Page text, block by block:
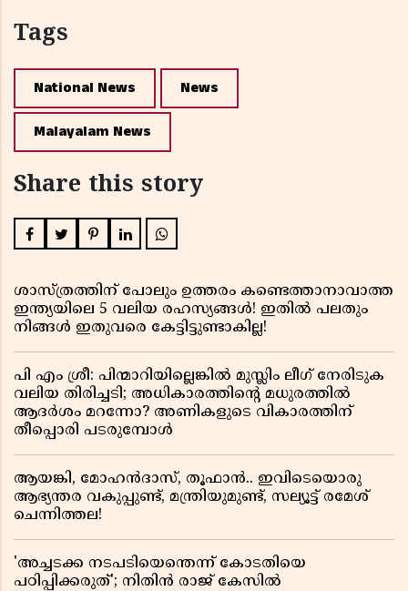
Tags
National News News
Malayalam News
Share this story
ശാസ്ത്രത്തിന് പോലും ഉത്തരം കണ്ടെത്താനാവാത്ത
ഇന്ത്യയിലെ 5 വലിയ രഹസ്യങ്ങൾ! ഇതിൽ പലതും
നിങ്ങൾ ഇതുവരെ കേട്ടിട്ടുണ്ടാകില്ല!
പി എം ശ്രീ: പിന്മാറിയില്ലെങ്കിൽ മുസ്ലിം ലീഗ് നേരിടുക
വലിയ തിരിച്ചടി; അധികാരത്തിന്റെ മധുരത്തിൽ
ആദർശം മറന്നോ? അണികളുടെ വികാരത്തിന്
തീപ്പൊരി പടരുമ്പോൾ
ആയങ്കി, മോഹൻദാസ്, തൂഫാൻ.. ഇവിടെയൊരു
ആഭ്യന്തര വകുപ്പുണ്ട്, മന്ത്രിയുമുണ്ട്, സല്യൂട്ട് രമേശ്‌
ചെന്നിത്തല!
'അച്ചടക്ക നടപടിയെന്തെന്ന് കോടതിയെ
പഠിപ്പിക്കരുത്'; നിതിൻ രാജ് കേസിൽ